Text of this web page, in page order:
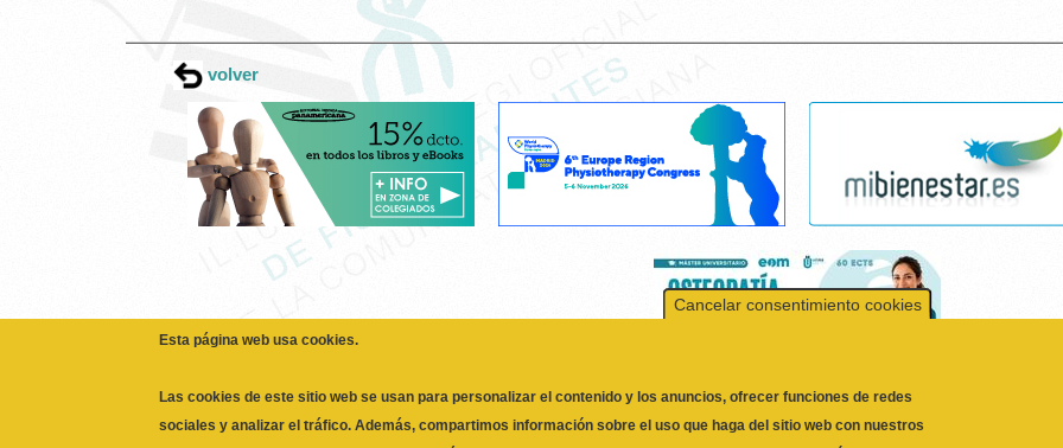
volver
Cancelar consentimiento cookies
sociales y analizar el tráfico. Además, compartimos información sobre el uso que haga del sitio web con nuestros
partners de redes sociales, publicidad y análisis web, quienes pueden combinarla con otra información que les